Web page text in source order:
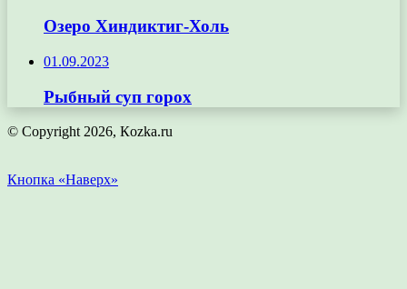
Озеро Хиндиктиг-Холь
01.09.2023
Рыбный суп горох
© Copyright 2026, Кozka.ru
Кнопка «Наверх»